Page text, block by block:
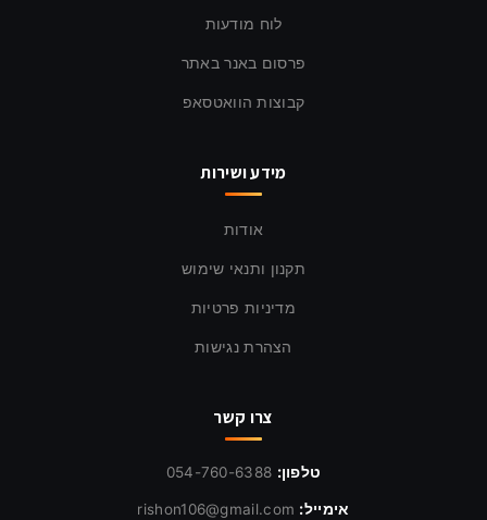
לוח מודעות
פרסום באנר באתר
קבוצות הוואטסאפ
מידע ושירות
אודות
תקנון ותנאי שימוש
מדיניות פרטיות
הצהרת נגישות
צרו קשר
טלפון: 054-760-6388
אימייל: rishon106@gmail.com